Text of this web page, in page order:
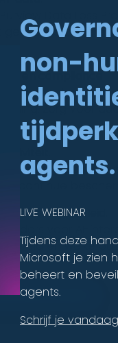
Purview Data Loss
gevoelige of
en compliance.
voldoet aan de
Zorg voor
gedrag,
continue
voor AI-beleid.
kaders voor AI-
en welke
AAN
non-
agents.
LIVE WEBINAR
Tijdens deze
Microsoft je zien
beheert en
agents.
Schrijf je